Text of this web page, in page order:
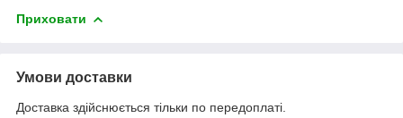
Приховати
Умови доставки
Доставка здійснюється тільки по передоплаті.